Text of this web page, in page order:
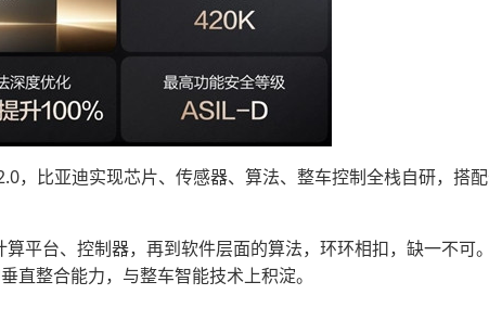
，比亚迪实现芯片、传感器、算法、整车控制全栈自研，搭
平台、控制器，再到软件层面的算法，环环相扣，缺一不可
直整合能力，与整车智能技术上积淀。